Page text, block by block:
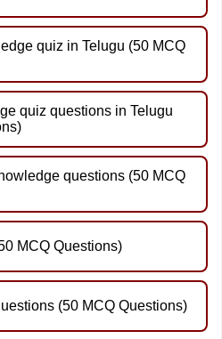
quiz in Telugu (50 MCQ
quiz questions in Telugu
questions (50 MCQ
MCQ Questions)
(50 MCQ Questions)